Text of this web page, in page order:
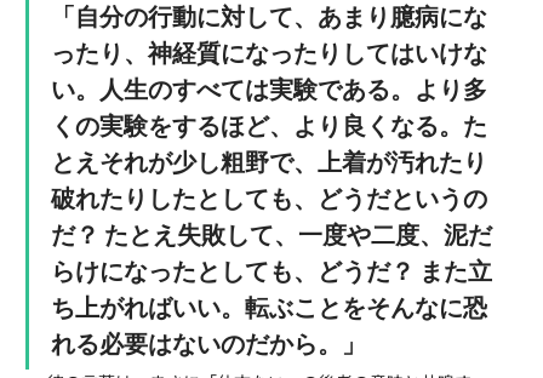
「自分の行動に対して、あまり臆病にな
ったり、神経質になったりしてはいけな
い。人生のすべては実験である。より多
くの実験をするほど、より良くなる。た
とえそれが少し粗野で、上着が汚れたり
破れたりしたとしても、どうだというの
だ？ たとえ失敗して、一度や二度、泥だ
らけになったとしても、どうだ？ また立
ち上がればいい。転ぶことをそんなに恐
れる必要はないのだから。」